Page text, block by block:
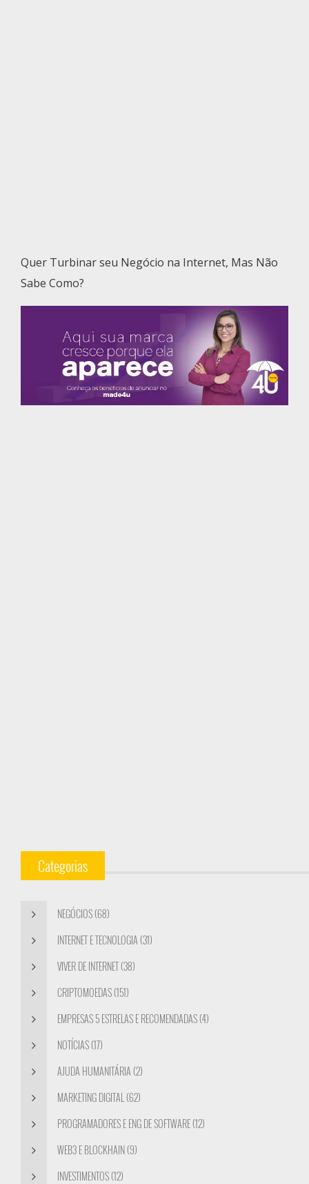
Quer Turbinar seu Negócio na Internet, Mas Não
Sabe Como?
Categorias
NEGÓCIOS (68)
INTERNET E TECNOLOGIA (31)
VIVER DE INTERNET (38)
CRIPTOMOEDAS (151)
EMPRESAS 5 ESTRELAS E RECOMENDADAS (4)
NOTÍCIAS (17)
AJUDA HUMANITÁRIA (2)
MARKETING DIGITAL (62)
PROGRAMADORES E ENG DE SOFTWARE (12)
WEB3 E BLOCKHAIN (9)
INVESTIMENTOS (12)